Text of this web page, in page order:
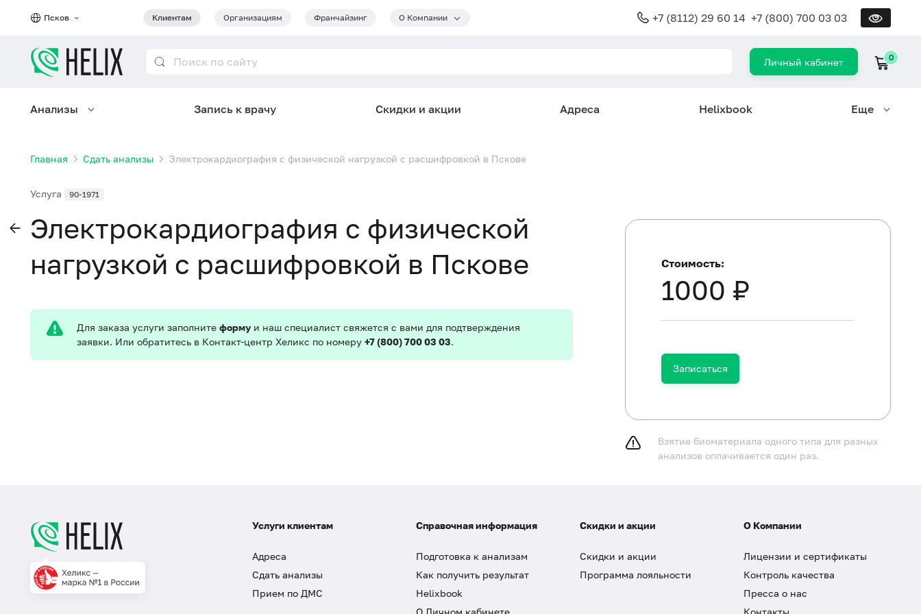
Псков Клиентам Организациям Франчайзинг О Компании +7 (8112) 29 60 14 +7 (800) 700 03 03
Личный кабинет 0
Анализы Запись к врачу Скидки и акции Адреса Helixbook Еще
Главная Сдать анализы Электрокардиография с физической нагрузкой с расшифровкой в Пскове
Услуга 90-1971
Электрокардиография с физической
нагрузкой с расшифровкой в Пскове
Для заказа услуги заполните форму и наш специалист свяжется с вами для подтверждения
заявки. Или обратитесь в Контакт-центр Хеликс по номеру +7 (800) 700 03 03.
Стоимость:
1000 ₽
Записаться
Взятие биоматериала одного типа для разных
анализов оплачивается один раз.
Услуги клиентам
Адреса
Сдать анализы
Прием по ДМС
Справочная информация
Подготовка к анализам
Как получить результат
Helixbook
О Личном кабинете
Скидки и акции
Скидки и акции
Программа лояльности
О Компании
Лицензии и сертификаты
Контроль качества
Пресса о нас
Контакты